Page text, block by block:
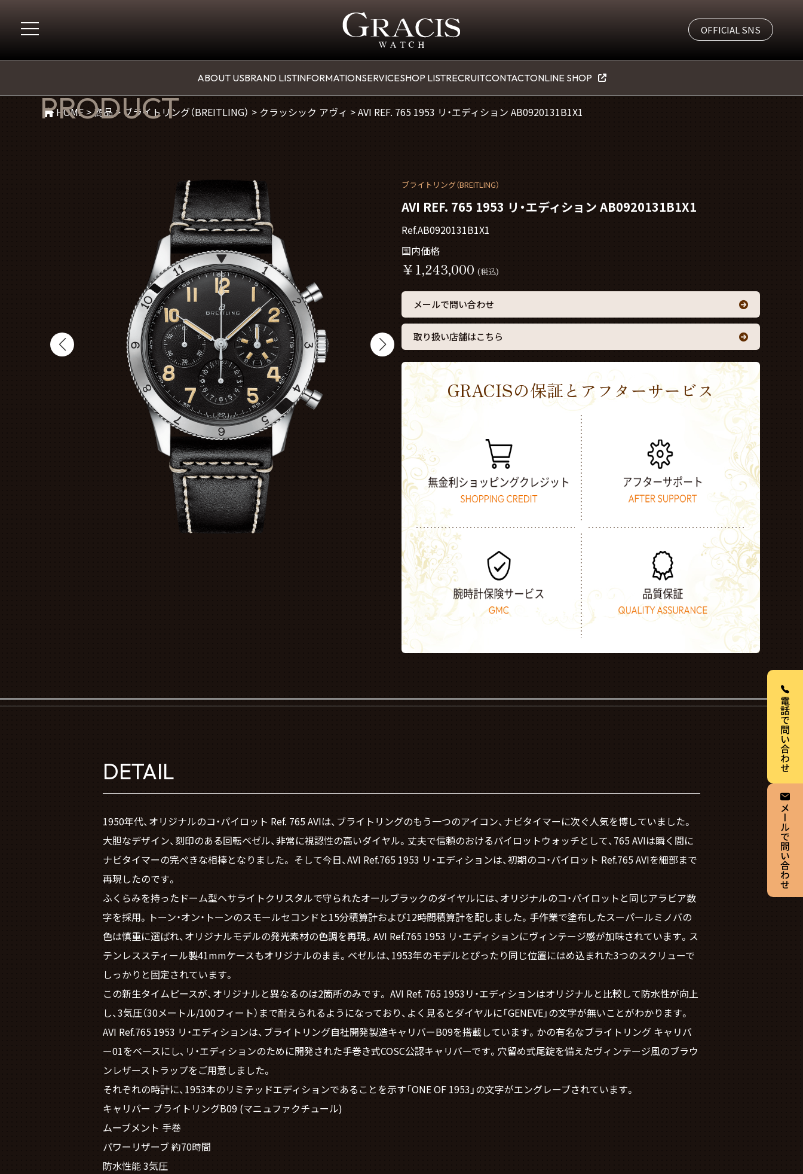
OFFICIAL SNS
ABOUT USBRAND LISTINFORMATIONSERVICESHOP LISTRECRUITCONTACTONLINE SHOP
PRODUCT
HOME>商品> ブライトリング（BREITLING） > クラッシック アヴィ >AVI REF. 765 1953 リ・エディション AB0920131B1X1
ブライトリング（BREITLING）
AVI REF. 765 1953 リ・エディション AB0920131B1X1
Ref.AB0920131B1X1
国内価格
￥1,243,000 (税込)
メールで問い合わせ
取り扱い店舗はこちら
GRACISの保証とアフターサービス
DETAIL
1950年代、オリジナルのコ・パイロット Ref. 765 AVIは、ブライトリングのもう一つのアイコン、ナビタイマーに次ぐ人気を博していました。
大胆なデザイン、刻印のある回転ベゼル、非常に視認性の高いダイヤル。丈夫で信頼のおけるパイロットウォッチとして、765 AVIは瞬く間に
ナビタイマーの完ぺきな相棒となりました。 そして今日、AVI Ref.765 1953 リ・エディションは、初期のコ・パイロット Ref.765 AVIを細部まで
再現したのです。
ふくらみを持ったドーム型ヘサライトクリスタルで守られたオールブラックのダイヤルには、オリジナルのコ・パイロットと同じアラビア数
字を採用。トーン・オン・トーンのスモールセコンドと15分積算計および12時間積算計を配しました。手作業で塗布したスーパールミノバの
色は慎重に選ばれ、オリジナルモデルの発光素材の色調を再現。AVI Ref.765 1953 リ・エディションにヴィンテージ感が加味されています。ス
テンレススティール製41mmケースもオリジナルのまま。ベゼルは、1953年のモデルとぴったり同じ位置にはめ込まれた3つのスクリューで
しっかりと固定されています。
この新生タイムピースが、オリジナルと異なるのは2箇所のみです。 AVI Ref. 765 1953リ・エディションはオリジナルと比較して防水性が向上
し、3気圧（30メートル/100フィート）まで耐えられるようになっており、よく見るとダイヤルに「GENEVE」の文字が無いことがわかります。
AVI Ref.765 1953 リ・エディションは、ブライトリング自社開発製造キャリバーB09を搭載しています。かの有名なブライトリング キャリバ
ー01をベースにし、リ・エディションのために開発された手巻き式COSC公認キャリバーです。穴留め式尾錠を備えたヴィンテージ風のブラウ
ンレザーストラップをご用意しました。
それぞれの時計に、1953本のリミテッドエディションであることを示す「ONE OF 1953」の文字がエングレーブされています。
キャリバー ブライトリングB09 (マニュファクチュール)
ムーブメント 手巻
パワーリザーブ 約70時間
防水性能 3気圧